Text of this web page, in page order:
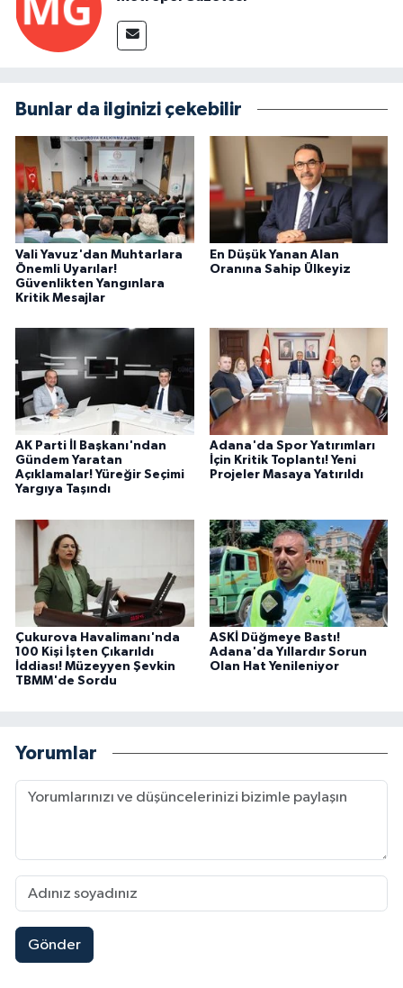
Bunlar da ilginizi çekebilir
Vali Yavuz'dan Muhtarlara
Önemli Uyarılar!
Güvenlikten Yangınlara
Kritik Mesajlar
En Düşük Yanan Alan
Oranına Sahip Ülkeyiz
AK Parti İl Başkanı'ndan
Gündem Yaratan
Açıklamalar! Yüreğir Seçimi
Yargıya Taşındı
Adana'da Spor Yatırımları
İçin Kritik Toplantı! Yeni
Projeler Masaya Yatırıldı
Çukurova Havalimanı'nda
100 Kişi İşten Çıkarıldı
İddiası! Müzeyyen Şevkin
TBMM'de Sordu
ASKİ Düğmeye Bastı!
Adana'da Yıllardır Sorun
Olan Hat Yenileniyor
Yorumlar
Gönder